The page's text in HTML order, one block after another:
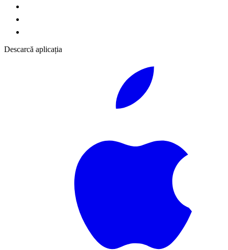
Descarcă aplicația